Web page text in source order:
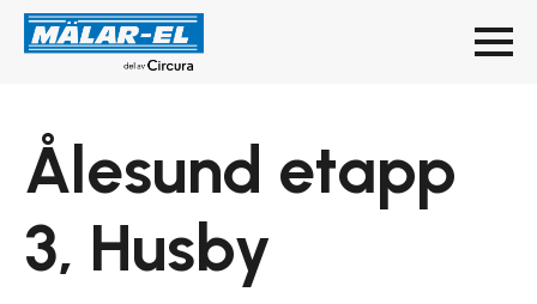
Ålesund etapp
3, Husby